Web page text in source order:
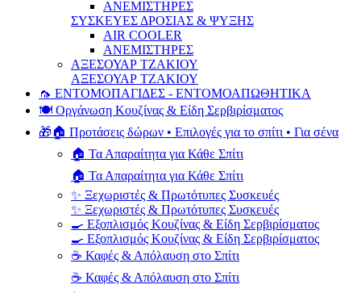
ΑΝΕΜΙΣΤΗΡΕΣ
ΣΥΣΚΕΥΕΣ ΔΡΟΣΙΑΣ & ΨΥΞΗΣ
AIR COOLER
ΑΝΕΜΙΣΤΗΡΕΣ
ΑΞΕΣΟΥΑΡ ΤΖΑΚΙΟΥ
ΑΞΕΣΟΥΑΡ ΤΖΑΚΙΟΥ
🦟 ΕΝΤΟΜΟΠΑΓΙΔΕΣ - ΕΝΤΟΜΟΑΠΩΘΗΤΙΚΑ
🍽️ Οργάνωση Κουζίνας & Είδη Σερβιρίσματος
🎁🏠 Προτάσεις δώρων • Επιλογές για το σπίτι • Για σένα
🏠 Τα Απαραίτητα για Κάθε Σπίτι
🏠 Τα Απαραίτητα για Κάθε Σπίτι
✨ Ξεχωριστές & Πρωτότυπες Συσκευές
✨ Ξεχωριστές & Πρωτότυπες Συσκευές
🍳 Εξοπλισμός Κουζίνας & Είδη Σερβιρίσματος
🍳 Εξοπλισμός Κουζίνας & Είδη Σερβιρίσματος
☕ Καφές & Απόλαυση στο Σπίτι
☕ Καφές & Απόλαυση στο Σπίτι